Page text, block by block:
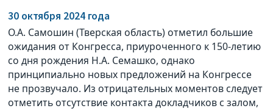
30 октября 2024 года
О.А. Самошин (Тверская область) отметил большие
ожидания от Конгресса, приуроченного к 150-летию
со дня рождения Н.А. Семашко, однако
принципиально новых предложений на Конгрессе
не прозвучало. Из отрицательных моментов следует
отметить отсутствие контакта докладчиков с залом,